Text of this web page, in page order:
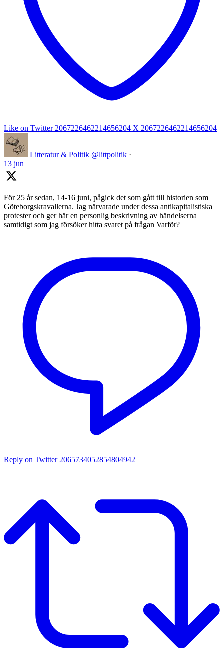
Like on Twitter 2067226462214656204 X 2067226462214656204
Litteratur & Politik @littpolitik ·
13 jun
För 25 år sedan, 14-16 juni, pågick det som gått till historien som
Göteborgskravallerna. Jag närvarade under dessa antikapitalistiska
protester och ger här en personlig beskrivning av händelserna
samtidigt som jag försöker hitta svaret på frågan Varför?
Reply on Twitter 2065734052854804942